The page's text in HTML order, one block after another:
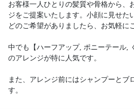
お客様一人ひとりの髪質や骨格から、
ジをご提案いたします。小顔に見せた
どのご希望がありましたら、お気軽に
中でも【ハーフアップ, ポニーテール,
のアレンジが特に人気です。
また、アレンジ前にはシャンプーとブ
す。